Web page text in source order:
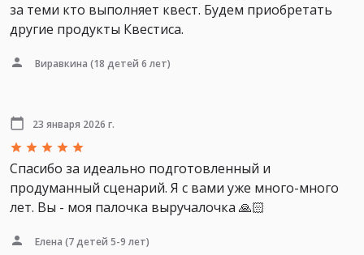
за теми кто выполняет квест. Будем приобретать
другие продукты Квестиса.
Виравкина (18 детей 6 лет)
23 января 2026 г.
Спасибо за идеально подготовленный и
продуманный сценарий. Я с вами уже много-много
лет. Вы - моя палочка выручалочка 🙏🏻
Елена (7 детей 5-9 лет)